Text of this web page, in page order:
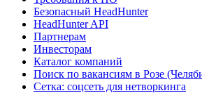
Безопасный HeadHunter
HeadHunter API
Партнерам
Инвесторам
Каталог компаний
Поиск по вакансиям в Розе
Сетка: соцсеть для нетворкинга